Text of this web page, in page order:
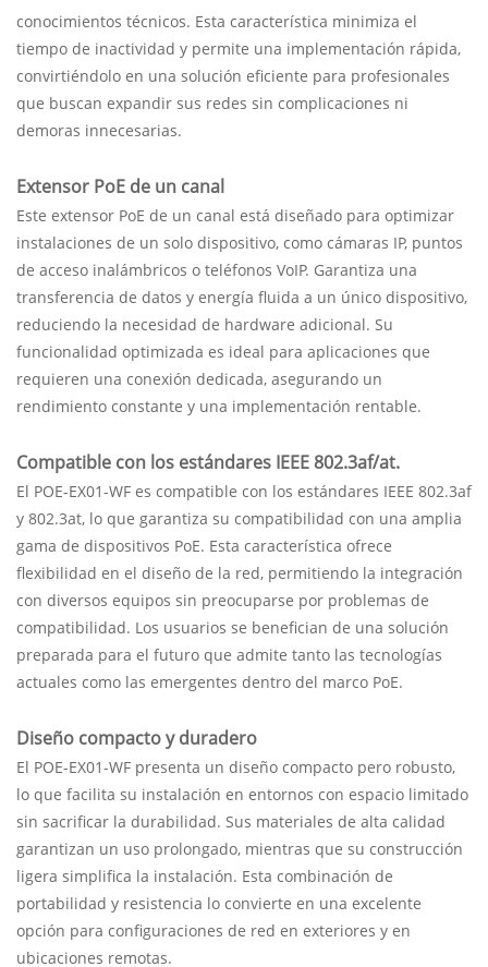
conocimientos técnicos. Esta característica minimiza el
tiempo de inactividad y permite una implementación rápida,
convirtiéndolo en una solución eficiente para profesionales
que buscan expandir sus redes sin complicaciones ni
demoras innecesarias.
Extensor PoE de un canal
Este extensor PoE de un canal está diseñado para optimizar
instalaciones de un solo dispositivo, como cámaras IP, puntos
de acceso inalámbricos o teléfonos VoIP. Garantiza una
transferencia de datos y energía fluida a un único dispositivo,
reduciendo la necesidad de hardware adicional. Su
funcionalidad optimizada es ideal para aplicaciones que
requieren una conexión dedicada, asegurando un
rendimiento constante y una implementación rentable.
Compatible con los estándares IEEE 802.3af/at.
El POE-EX01-WF es compatible con los estándares IEEE 802.3af
y 802.3at, lo que garantiza su compatibilidad con una amplia
gama de dispositivos PoE. Esta característica ofrece
flexibilidad en el diseño de la red, permitiendo la integración
con diversos equipos sin preocuparse por problemas de
compatibilidad. Los usuarios se benefician de una solución
preparada para el futuro que admite tanto las tecnologías
actuales como las emergentes dentro del marco PoE.
Diseño compacto y duradero
El POE-EX01-WF presenta un diseño compacto pero robusto,
lo que facilita su instalación en entornos con espacio limitado
sin sacrificar la durabilidad. Sus materiales de alta calidad
garantizan un uso prolongado, mientras que su construcción
ligera simplifica la instalación. Esta combinación de
portabilidad y resistencia lo convierte en una excelente
opción para configuraciones de red en exteriores y en
ubicaciones remotas.